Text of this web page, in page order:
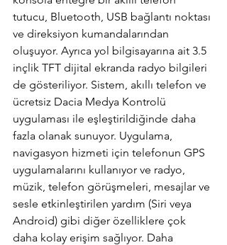
tutucu, Bluetooth, USB bağlantı noktası
ve direksiyon kumandalarından
oluşuyor. Ayrıca yol bilgisayarına ait 3.5
inçlik TFT dijital ekranda radyo bilgileri
de gösteriliyor. Sistem, akıllı telefon ve
ücretsiz Dacia Medya Kontrolü
uygulaması ile eşleştirildiğinde daha
fazla olanak sunuyor. Uygulama,
navigasyon hizmeti için telefonun GPS
uygulamalarını kullanıyor ve radyo,
müzik, telefon görüşmeleri, mesajlar ve
sesle etkinleştirilen yardım (Siri veya
Android) gibi diğer özelliklere çok
daha kolay erişim sağlıyor. Daha